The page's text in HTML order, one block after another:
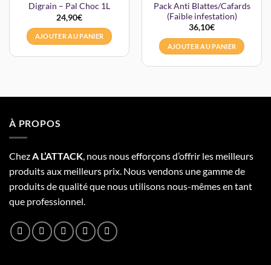
Digrain – Pal Choc 1L
24,90€
AJOUTER AU PANIER
Pack Anti Blattes/Cafards
(Faible infestation)
36,10€
AJOUTER AU PANIER
À PROPOS
ChezA L’ATTACK, nous nous efforçons d’offrir les meilleurs
produits aux meilleurs prix. Nous vendons une gamme de
produits de qualité que nous utilisons nous-mêmes en tant
que professionnel.